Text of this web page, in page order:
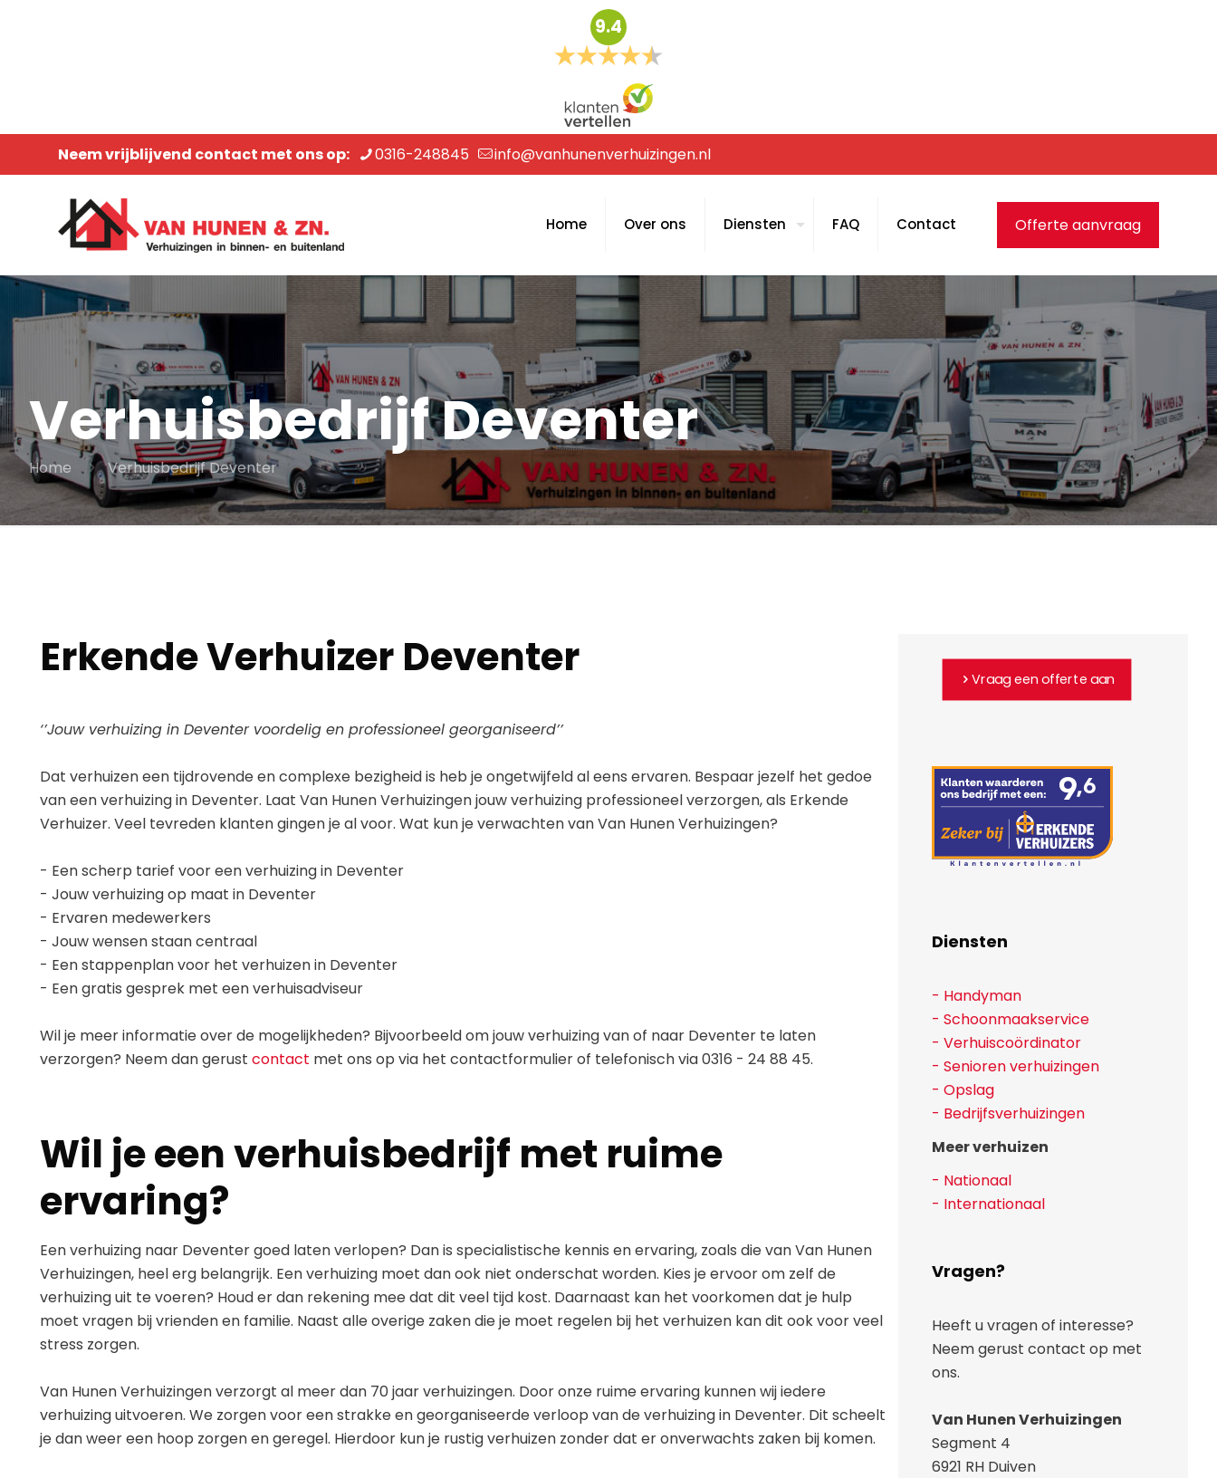
9.4
Neem vrijblijvend contact met ons op: 0316-248845 info@vanhunenverhuizingen.nl
Home Over ons Diensten FAQ Contact Offerte aanvraag
Verhuisbedrijf Deventer
Home Verhuisbedrijf Deventer
Erkende Verhuizer Deventer
‘’Jouw verhuizing in Deventer voordelig en professioneel georganiseerd’’
Dat verhuizen een tijdrovende en complexe bezigheid is heb je ongetwijfeld al eens ervaren. Bespaar jezelf het gedoe
van een verhuizing in Deventer. Laat Van Hunen Verhuizingen jouw verhuizing professioneel verzorgen, als Erkende
Verhuizer. Veel tevreden klanten gingen je al voor. Wat kun je verwachten van Van Hunen Verhuizingen?
- Een scherp tarief voor een verhuizing in Deventer
- Jouw verhuizing op maat in Deventer
- Ervaren medewerkers
- Jouw wensen staan centraal
- Een stappenplan voor het verhuizen in Deventer
- Een gratis gesprek met een verhuisadviseur
Wil je meer informatie over de mogelijkheden? Bijvoorbeeld om jouw verhuizing van of naar Deventer te laten
verzorgen? Neem dan gerust contact met ons op via het contactformulier of telefonisch via 0316 - 24 88 45.
Wil je een verhuisbedrijf met ruime
ervaring?
Een verhuizing naar Deventer goed laten verlopen? Dan is specialistische kennis en ervaring, zoals die van Van Hunen
Verhuizingen, heel erg belangrijk. Een verhuizing moet dan ook niet onderschat worden. Kies je ervoor om zelf de
verhuizing uit te voeren? Houd er dan rekening mee dat dit veel tijd kost. Daarnaast kan het voorkomen dat je hulp
moet vragen bij vrienden en familie. Naast alle overige zaken die je moet regelen bij het verhuizen kan dit ook voor veel
stress zorgen.
Van Hunen Verhuizingen verzorgt al meer dan 70 jaar verhuizingen. Door onze ruime ervaring kunnen wij iedere
verhuizing uitvoeren. We zorgen voor een strakke en georganiseerde verloop van de verhuizing in Deventer. Dit scheelt
je dan weer een hoop zorgen en geregel. Hierdoor kun je rustig verhuizen zonder dat er onverwachts zaken bij komen.
Vraag een offerte aan
Diensten
- Handyman
- Schoonmaakservice
- Verhuiscoördinator
- Senioren verhuizingen
- Opslag
- Bedrijfsverhuizingen
Meer verhuizen
- Nationaal
- Internationaal
Vragen?
Heeft u vragen of interesse?
Neem gerust contact op met
ons.
Van Hunen Verhuizingen
Segment 4
6921 RH Duiven